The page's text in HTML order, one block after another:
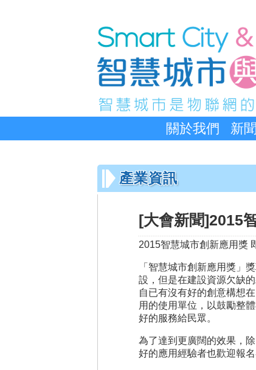
關於我們 新
產業資訊
[大會新聞]2015
2015智慧城市創新應用獎
「智慧城市創新應用獎」
設，但是在建設資源欠缺
自已有沒有好的創意構想
用的使用單位，以鼓勵整
好的服務給民眾。
為了達到更廣闊的效果，
好的應用經驗者也歡迎報